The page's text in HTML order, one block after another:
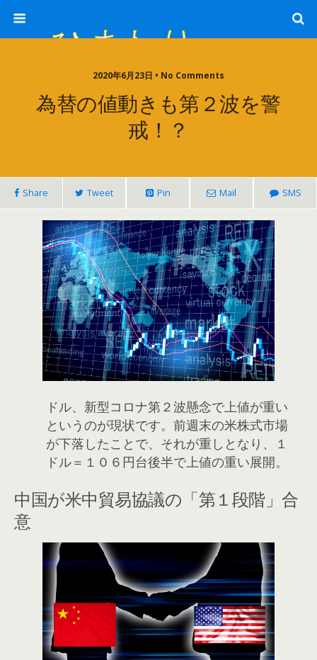
ひまわり畑 sunflower-field
2020年6月23日 • No Comments
為替の値動きも第２波を警
戒！？
Share Tweet Pin Mail SMS
ドル、新型コロナ第２波懸念で上値が重い
というのが現状です。前週末の米株式市場
が下落したことで、それが重しとなり、１
ドル＝１０６円台後半で上値の重い展開。
中国が米中貿易協議の「第１段階」合
意